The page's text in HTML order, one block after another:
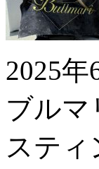
2025
ブルマ
ステ